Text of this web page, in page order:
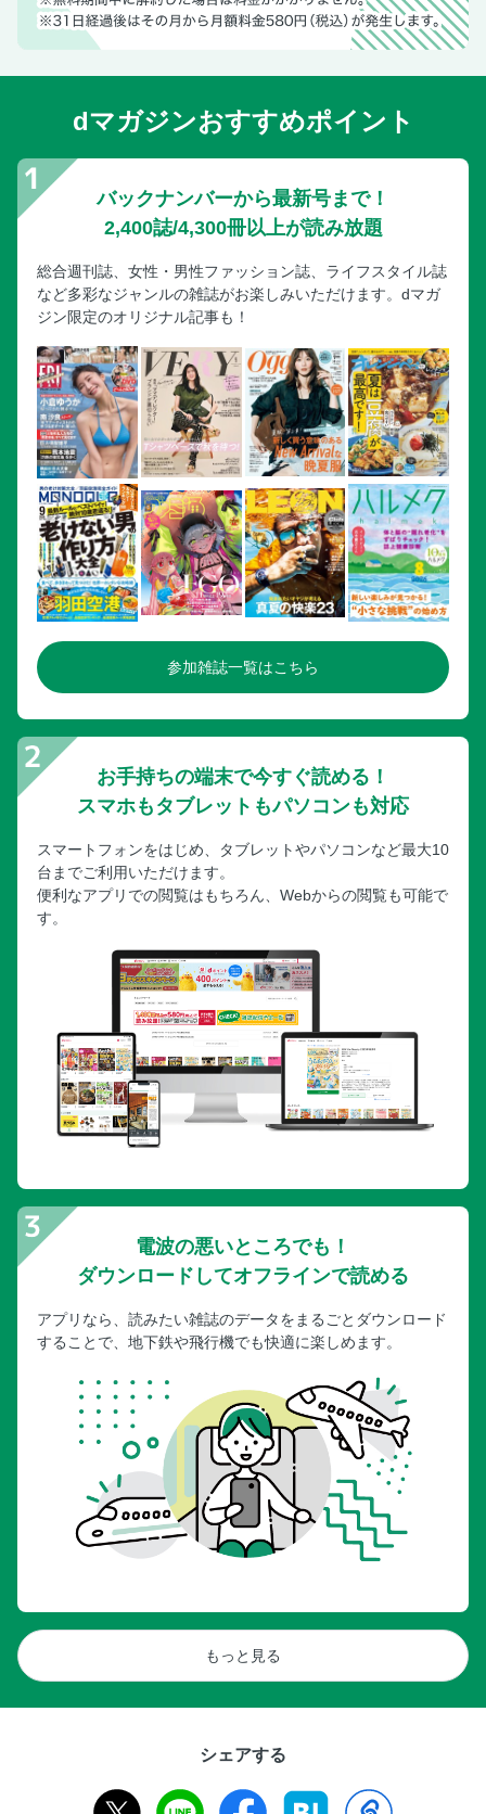
dマガジンおすすめポイント
バックナンバーから最新号まで！
2,400誌/4,300冊以上が読み放題
総合週刊誌、女性・男性ファッション誌、ライフスタイル誌
など多彩なジャンルの雑誌がお楽しみいただけます。dマガ
ジン限定のオリジナル記事も！
参加雑誌一覧はこちら
お手持ちの端末で今すぐ読める！
スマホもタブレットもパソコンも対応
スマートフォンをはじめ、タブレットやパソコンなど最大10
台までご利用いただけます。
便利なアプリでの閲覧はもちろん、Webからの閲覧も可能で
す。
電波の悪いところでも！
ダウンロードしてオフラインで読める
アプリなら、読みたい雑誌のデータをまるごとダウンロード
することで、地下鉄や飛行機でも快適に楽しめます。
もっと見る
シェアする